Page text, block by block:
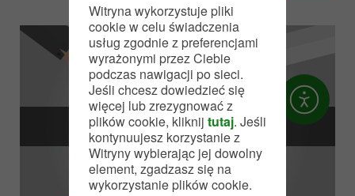
DOŁĄCZ DO NAS
Witryna wykorzystuje pliki
cookie w celu świadczenia
usług zgodnie z preferencjami
wyrażonymi przez Ciebie
podczas nawigacji po sieci.
Jeśli chcesz dowiedzieć się
więcej lub zrezygnować z
plików cookie, kliknij tutaj. Jeśli
kontynuujesz korzystanie z
Witryny wybierając jej dowolny
element, zgadzasz się na
wykorzystanie plików cookie.